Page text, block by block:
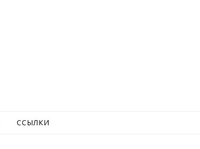
ССЫЛКИ